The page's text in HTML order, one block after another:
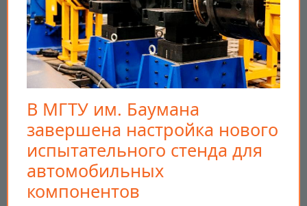
В МГТУ им. Баумана
завершена настройка нового
испытательного стенда для
автомобильных
компонентов